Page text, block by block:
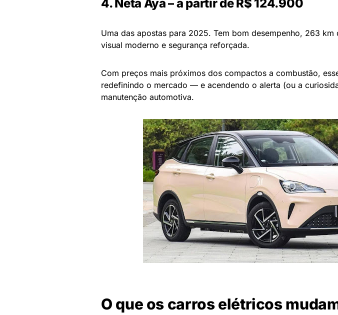
4. Neta Aya – a partir de R$ 124.900
Uma das apostas para 2025. Tem bom desempenho, 263 km
visual moderno e segurança reforçada.
Com preços mais próximos dos compactos a combustão,
redefinindo o mercado — e acendendo o alerta (ou a
manutenção automotiva.
O que os carros elétricos